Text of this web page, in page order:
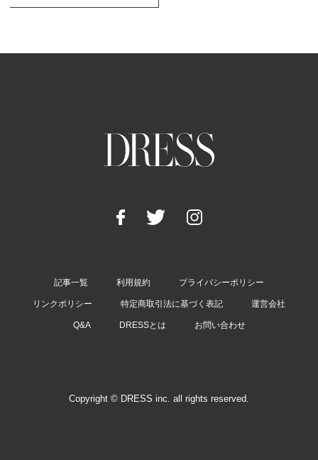
記事一覧 利用規約 プライバシーポリシー
リンクポリシー 特定商取引法に基づく表記 運営会社
Q&A DRESSとは お問い合わせ
Copyright © DRESS inc. all rights reserved.